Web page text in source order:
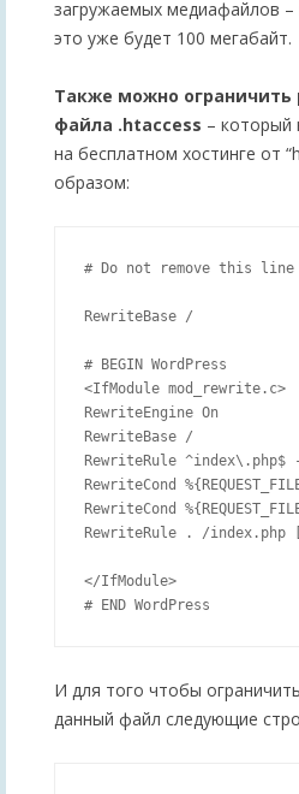
загружаемых медиафайлов
это уже будет 100 мегабайт.
Также можно
файла .htaccess – который
на бесплатном хостинге от
образом:
# Do not remove this
RewriteBase /
# BEGIN WordPress
<IfModule mod_rewrite.c>
RewriteEngine On
RewriteBase /
RewriteRule ^index\.php$
RewriteCond
RewriteCond
RewriteRule . /index.php
</IfModule>
И для того чтобы
данный файл следующие